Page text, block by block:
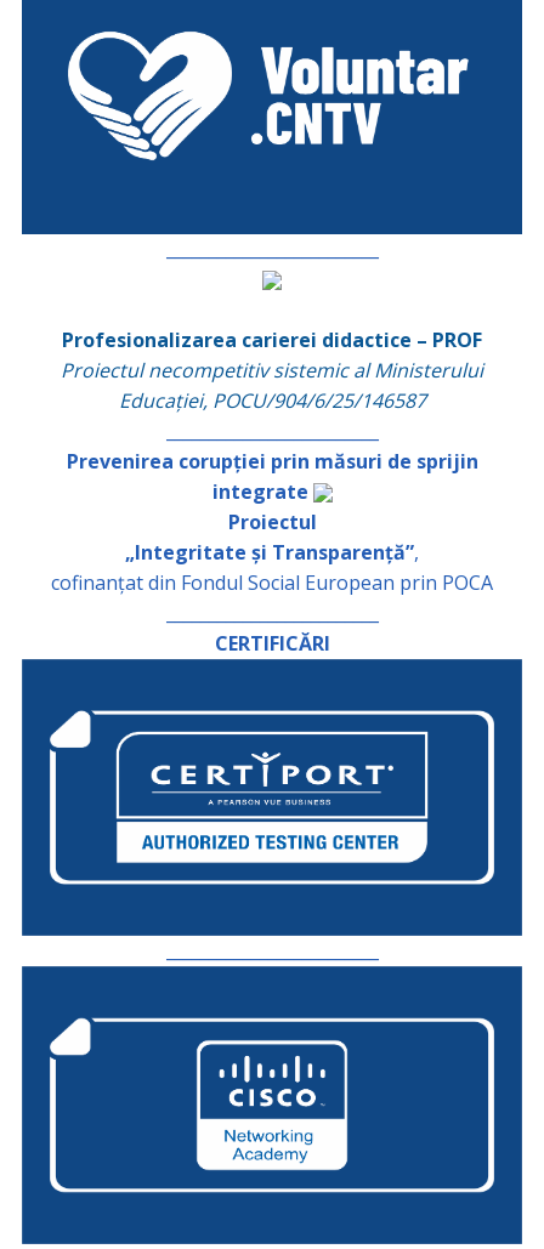
Profesionalizarea carierei didactice – PROF
Proiectul necompetitiv sistemic al Ministerului
Educației, POCU/904/6/25/146587
Prevenirea corupției prin măsuri de sprijin
integrate
Proiectul
„Integritate și Transparență”,
cofinanțat din Fondul Social European prin POCA
CERTIFICĂRI